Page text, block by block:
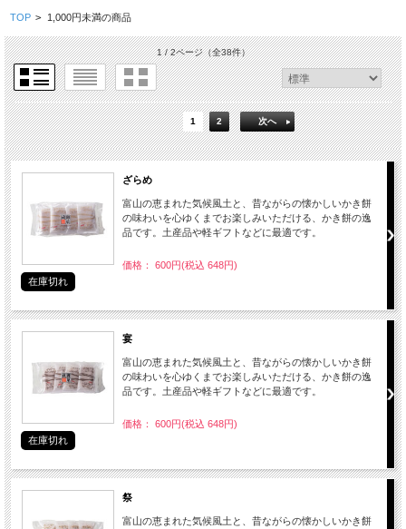
TOP > 1,000円未満の商品
1 / 2ページ（全38件）
1 2 次へ
ざらめ
富山の恵まれた気候風土と、昔ながらの懐かしいかき餅
の味わいを心ゆくまでお楽しみいただける、かき餅の逸
品です。土産品や軽ギフトなどに最適です。
価格： 600円(税込 648円)
在庫切れ
宴
富山の恵まれた気候風土と、昔ながらの懐かしいかき餅
の味わいを心ゆくまでお楽しみいただける、かき餅の逸
品です。土産品や軽ギフトなどに最適です。
価格： 600円(税込 648円)
在庫切れ
祭
富山の恵まれた気候風土と、昔ながらの懐かしいかき餅